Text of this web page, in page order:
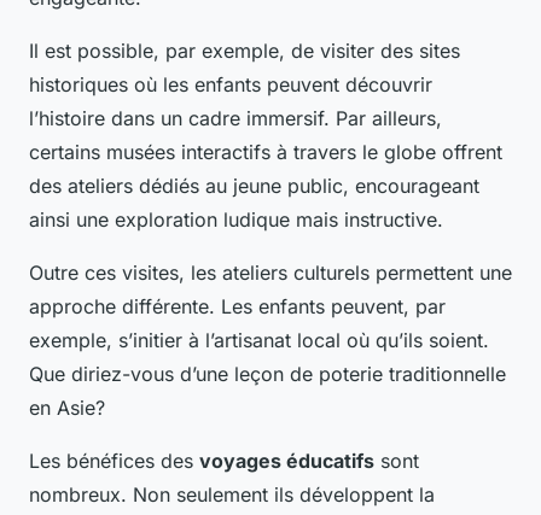
Il est possible, par exemple, de visiter des sites
historiques où les enfants peuvent découvrir
l’histoire dans un cadre immersif. Par ailleurs,
certains musées interactifs à travers le globe offrent
des ateliers dédiés au jeune public, encourageant
ainsi une exploration ludique mais instructive.
Outre ces visites, les ateliers culturels permettent une
approche différente. Les enfants peuvent, par
exemple, s’initier à l’artisanat local où qu’ils soient.
Que diriez-vous d’une leçon de poterie traditionnelle
en Asie?
Les bénéfices des voyages éducatifs sont
nombreux. Non seulement ils développent la